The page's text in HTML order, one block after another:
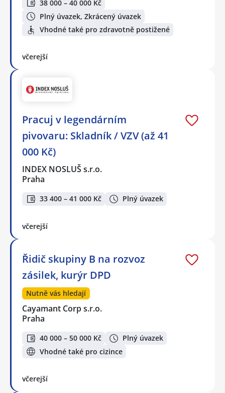
38 000 – 40 000 Kč
Plný úvazek, Zkrácený úvazek
Vhodné také pro zdravotně postižené
včerejší
Pracuj v legendárním
pivovaru: Skladník / VZV (až 41
000 Kč)
INDEX NOSLUŠ s.r.o.
Praha
33 400 – 41 000 Kč Plný úvazek
včerejší
Řidič skupiny B na rozvoz
zásilek, kurýr DPD
Nutně vás hledají
Cayamant Corp s.r.o.
Praha
40 000 – 50 000 Kč
Plný úvazek
Vhodné také pro cizince
včerejší